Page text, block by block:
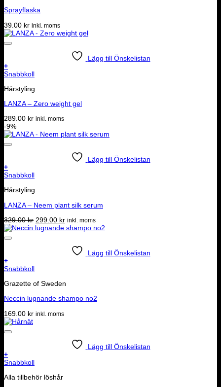
Sprayflaska
39.00 kr inkl. moms
Lägg till Önskelistan
+
Snabbkoll
Hårstyling
LANZA – Zero weight gel
289.00 kr inkl. moms
-9%
Lägg till Önskelistan
+
Snabbkoll
Hårstyling
LANZA – Neem plant silk serum
329.00kr Det
ursprungliga
299.00 krDet
nuvarande
299.00 kr.
inkl. moms
Lägg till Önskelistan
+
Snabbkoll
Grazette of Sweden
Neccin lugnande shampo no2
169.00 kr inkl. moms
Lägg till Önskelistan
+
Snabbkoll
Alla tillbehör löshår